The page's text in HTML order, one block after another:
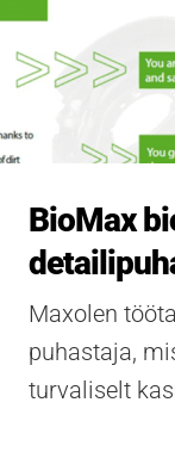
BioMax
Maxolen
puhastaja,
turvaliselt